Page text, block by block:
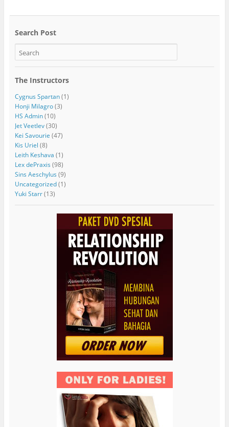
Search Post
The Instructors
Cygnus Spartan(1)
Honji Milagro(3)
HS Admin(10)
Jet Veetlev(30)
Kei Savourie (47)
Kis Uriel (8)
Leith Keshava (1)
Lex dePraxis (98)
Sins Aeschylus (9)
Uncategorized(1)
Yuki Starr(13)